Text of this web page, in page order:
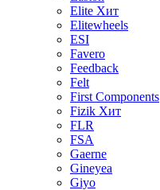
Elite Хит
Elitewheels
ESI
Favero
Feedback
Felt
First Components
Fizik Хит
FLR
FSA
Gaerne
Gineyea
Giyo